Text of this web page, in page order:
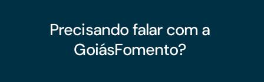
Precisando falar com a
GoiásFomento?